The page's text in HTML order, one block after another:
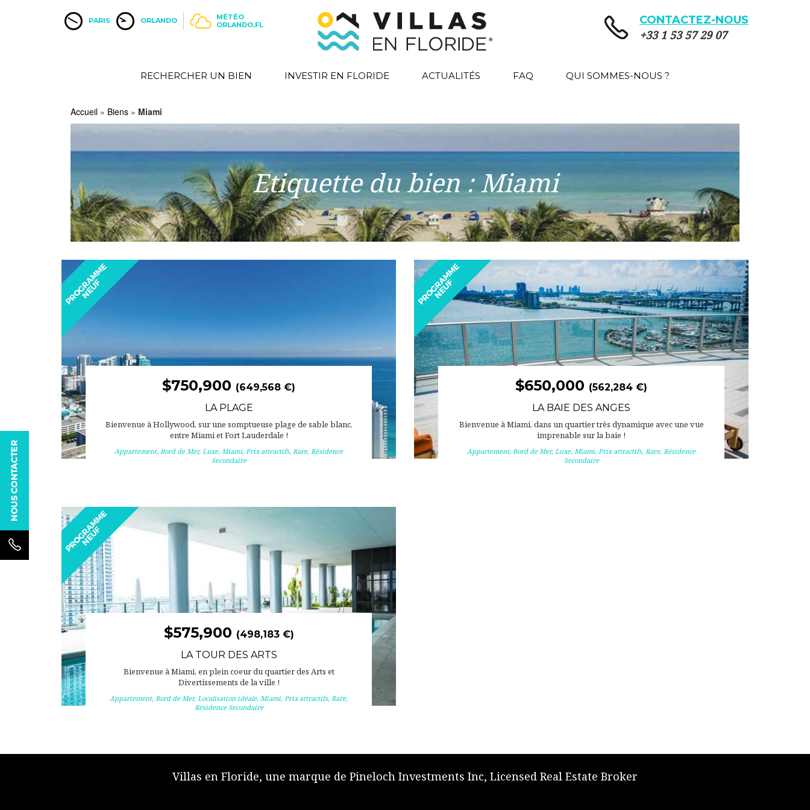
PARIS ORLANDO
MÉTÉO
ORLANDO,FL
CONTACTEZ-NOUS
+33 1 53 57 29 07
RECHERCHER UN BIEN INVESTIR EN FLORIDE ACTUALITÉS FAQ QUI SOMMES-NOUS ?
Accueil » Biens » Miami
Etiquette du bien :Miami
$750,900 (649,568 €)
LA PLAGE
Bienvenue à Hollywood, sur une somptueuse plage de sable blanc,
entre Miami et Fort Lauderdale !
Appartement, Bord de Mer, Luxe, Miami, Prix attractifs, Rare, Résidence
Secondaire
$650,000 (562,284 €)
LA BAIE DES ANGES
Bienvenue à Miami, dans un quartier très dynamique avec une vue
imprenable sur la baie !
Appartement, Bord de Mer, Luxe, Miami, Prix attractifs, Rare, Résidence
Secondaire
$575,900 (498,183 €)
LA TOUR DES ARTS
Bienvenue à Miami, en plein coeur du quartier des Arts et
Divertissements de la ville !
Appartement, Bord de Mer, Localisation idéale, Miami, Prix attractifs, Rare,
Résidence Secondaire
Villas en Floride, une marque de Pineloch Investments Inc, Licensed Real Estate Broker